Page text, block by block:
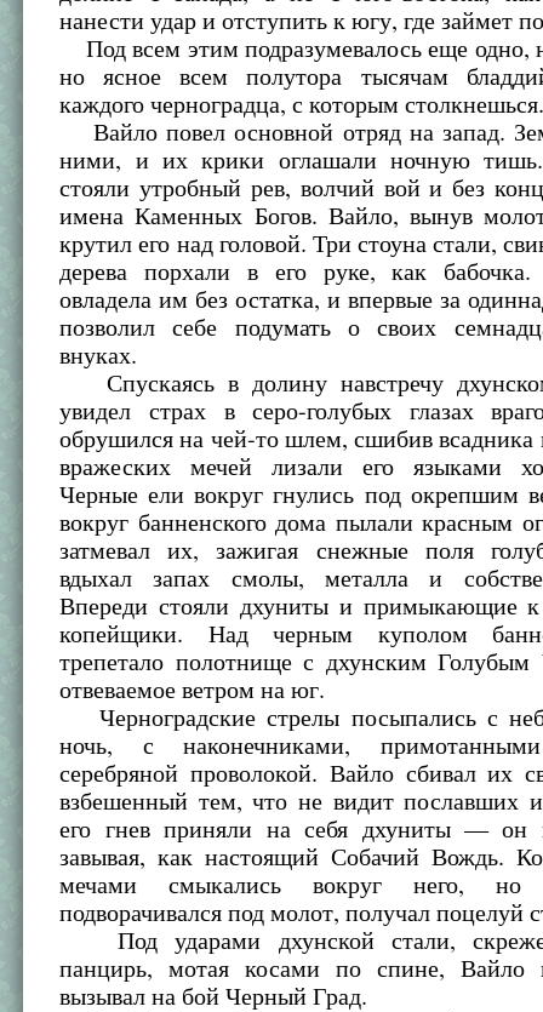
нанести удар и отступить к югу, где займет
Под всем этим подразумевалось еще одно,
но ясное всем полутора тысячам
каждого черноградца, с которым
Вайло повел основной отряд на запад.
ними, и их крики оглашали ночную
стояли утробный рев, волчий вой и без
имена Каменных Богов. Вайло, вынув
крутил его над головой. Три стоуна стали,
дерева порхали в его руке, как
овладела им без остатка, и впервые за
позволил себе подумать о своих
внуках.
Спускаясь в долину навстречу
увидел страх в серо-голубых глазах
обрушился на чей-то шлем, сшибив всадника
вражеских мечей лизали его языками
Черные ели вокруг гнулись под окрепшим
вокруг банненского дома пылали красным
затмевал их, зажигая снежные поля
вдыхал запах смолы, металла и
Впереди стояли дхуниты и примыкающие
копейщики. Над черным куполом
трепетало полотнище с дхунским Голубым
отвеваемое ветром на юг.
Черноградские стрелы посыпались с
ночь, с наконечниками,
серебряной проволокой. Вайло сбивал их
взбешенный тем, что не видит пославших
его гнев приняли на себя дхуниты — он
завывая, как настоящий Собачий Вождь.
мечами смыкались вокруг него, но
подворачивался под молот, получал поцелуй
Под ударами дхунской стали,
панцирь, мотая косами по спине, Вайло
вызывал на бой Черный Град.